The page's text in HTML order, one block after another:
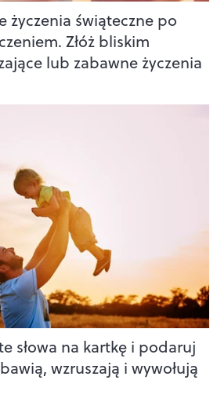
życzenia świąteczne po
Złóż bliskim
lub zabawne życzenia
słowa na kartkę i podaruj
wzruszają i wywołują